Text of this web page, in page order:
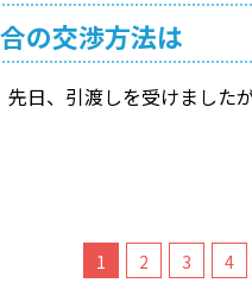
の交渉方法は
日、引渡しを受けました
1 2 3 4